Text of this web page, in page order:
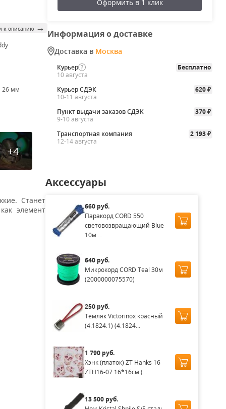
к описанию →
26 мм
+4
Оформить в 1 клик
Информация о доставке
Доставка в Москва
Курьер
Бесплатно
10 августа
Курьер СДЭК
620 ₽
10-11 августа
Пункт выдачи заказов СДЭК
370 ₽
9-10 августа
Транспортная компания
2 193 ₽
12-14 августа
Станет
элемент
Аксессуары
660 руб.
Паракорд CORD 550
световозвращающий Blue
10м ...
640 руб.
Микрокорд CORD Teal 30м
(2000000075570)
250 руб.
Темляк Victorinox красный
(4.1824.1) (4.1824...
1 790 руб.
Хэнк (платок) ZT Hanks 16
ZTH16-07 16*16см (...
13 500 руб.